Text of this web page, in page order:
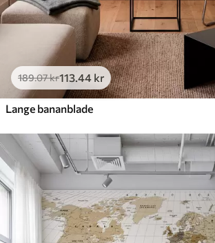
189.07kr113.44 kr
Lange bananblade